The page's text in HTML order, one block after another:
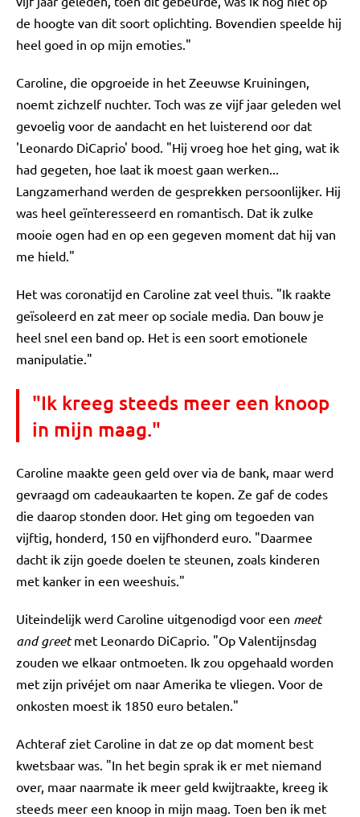
de hoogte van dit soort oplichting. Bovendien speelde hij
heel goed in op mijn emoties."
Caroline, die opgroeide in het Zeeuwse Kruiningen,
noemt zichzelf nuchter. Toch was ze vijf jaar geleden wel
gevoelig voor de aandacht en het luisterend oor dat
'Leonardo DiCaprio' bood. "Hij vroeg hoe het ging, wat ik
had gegeten, hoe laat ik moest gaan werken...
Langzamerhand werden de gesprekken persoonlijker. Hij
was heel geïnteresseerd en romantisch. Dat ik zulke
mooie ogen had en op een gegeven moment dat hij van
me hield."
Het was coronatijd en Caroline zat veel thuis. "Ik raakte
geïsoleerd en zat meer op sociale media. Dan bouw je
heel snel een band op. Het is een soort emotionele
manipulatie."
"Ik kreeg steeds meer een knoop
in mijn maag."
Caroline maakte geen geld over via de bank, maar werd
gevraagd om cadeaukaarten te kopen. Ze gaf de codes
die daarop stonden door. Het ging om tegoeden van
vijftig, honderd, 150 en vijfhonderd euro. "Daarmee
dacht ik zijn goede doelen te steunen, zoals kinderen
met kanker in een weeshuis."
Uiteindelijk werd Caroline uitgenodigd voor een meet
and greetmet Leonardo DiCaprio. "Op Valentijnsdag
zouden we elkaar ontmoeten. Ik zou opgehaald worden
met zijn privéjet om naar Amerika te vliegen. Voor de
onkosten moest ik 1850 euro betalen."
Achteraf ziet Caroline in dat ze op dat moment best
kwetsbaar was. "In het begin sprak ik er met niemand
over, maar naarmate ik meer geld kwijtraakte, kreeg ik
steeds meer een knoop in mijn maag. Toen ben ik met